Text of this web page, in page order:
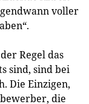
voller
Regel das
sind, sind bei
Die Einzigen,
die